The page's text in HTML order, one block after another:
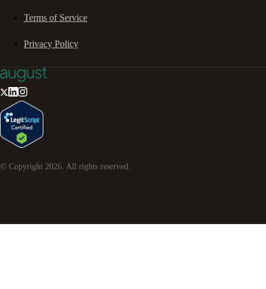
Terms of Service
Privacy Policy
© Copyright 2026 . All rights reserved.